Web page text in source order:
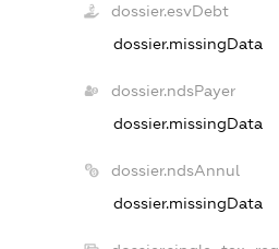
dossier.esvDebt
dossier.missingData
dossier.ndsPayer
dossier.missingData
dossier.ndsAnnul
dossier.missingData